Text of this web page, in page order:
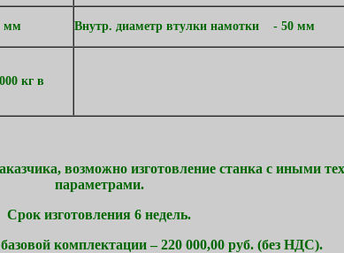
мм Внутр. диаметр втулки намотки - 50 мм
кг в
возможно изготовление станка с иными
параметрами.
Срок изготовления 6 недель.
комплектации – 220 000,00 руб. (без НДС).